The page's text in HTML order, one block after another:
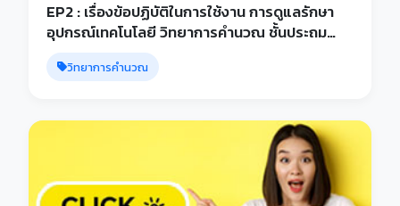
EP2 : เรื่องข้อปฏิบัติในการใช้งาน การดูแลรักษา
อุปกรณ์เทคโนโลยี วิทยาการคำนวณ ชั้นประถม
ศึกษาปีที่ 1
วิทยาการคำนวณ